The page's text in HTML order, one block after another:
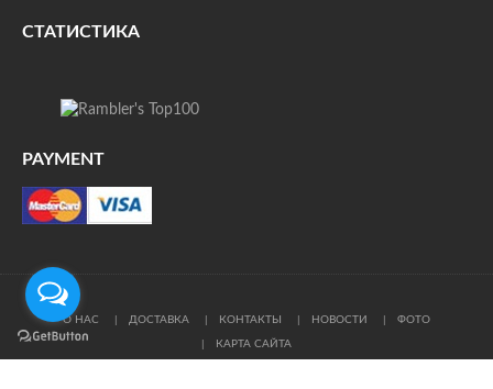
СТАТИСТИКА
PAYMENT
О НАС ДОСТАВКА КОНТАКТЫ НОВОСТИ ФОТО
КАРТА САЙТА